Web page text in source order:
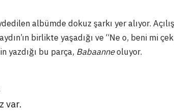
albümde dokuz şarkı yer alıyor.
birlikte yaşadığı ve “Ne o, beni mi
yazdığı bu parça, Babaanneoluyor.
var.